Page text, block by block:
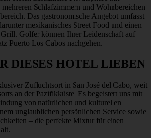
Schlafzimmern und Wohnbereichen
Das gastronomische Angebot umfasst
mexikanisches Street Food und einen
Grill. Golfer können Ihrer Leidenschaft auf
Puerto Los Cabos nachgehen.
DIESES HOTEL LIEBEN
Zufluchtsort in San José del Cabo, weit
an der Pazifikküste. Es begeistert uns mit
von natürlichen und kulturellen
unglaublichen persönlichen Service sowie
– die perfekte Mixtur für einen